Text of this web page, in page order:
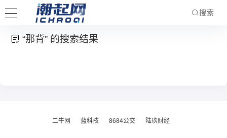
搜索
“那背” 的搜索结果
二牛网 蓝科技 8684公交 陆玖财经